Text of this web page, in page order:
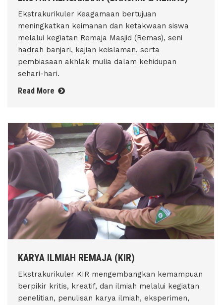
Ekstrakurikuler Keagamaan bertujuan
meningkatkan keimanan dan ketakwaan siswa
melalui kegiatan Remaja Masjid (Remas), seni
hadrah banjari, kajian keislaman, serta
pembiasaan akhlak mulia dalam kehidupan
sehari-hari.
Read More
KARYA ILMIAH REMAJA (KIR)
Ekstrakurikuler KIR mengembangkan kemampuan
berpikir kritis, kreatif, dan ilmiah melalui kegiatan
penelitian, penulisan karya ilmiah, eksperimen,